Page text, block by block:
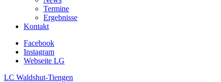
Termine
Ergebnisse
Kontakt
Facebook
Instagram
Webseite LG
LC Waldshut-Tiengen